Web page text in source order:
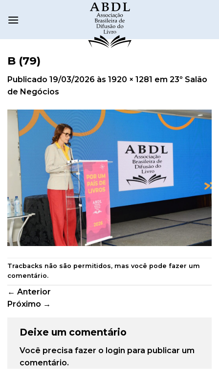
B (79)
Publicado 19/03/2026 às 1920 × 1281 em 23º Salão
de Negócios
Tracbacks não são permitidos, mas você pode fazer um
comentário.
← Anterior
Próximo →
Deixe um comentário
Você precisa fazer o login para publicar um
comentário.